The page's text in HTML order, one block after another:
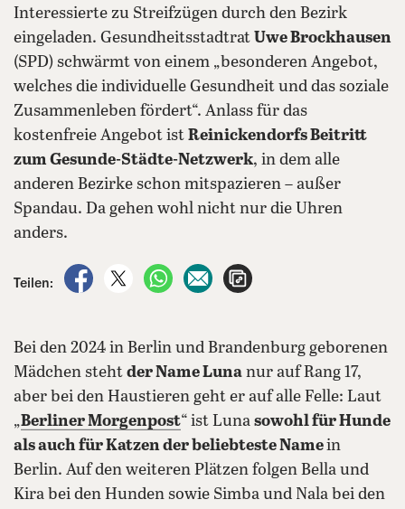
Interessierte zu Streifzügen durch den Bezirk
eingeladen. Gesundheitsstadtrat Uwe Brockhausen
(SPD) schwärmt von einem „besonderen Angebot,
welches die individuelle Gesundheit und das soziale
Zusammenleben fördert“. Anlass für das
kostenfreie Angebot ist Reinickendorfs Beitritt
zum Gesunde-Städte-Netzwerk, in dem alle
anderen Bezirke schon mitspazieren – außer
Spandau. Da gehen wohl nicht nur die Uhren
anders.
Teilen:
auf Facebook teilen
auf X teilenper WhatsApp teilen
per E-Mail teilen
Bei den 2024 in Berlin und Brandenburg geborenen
Mädchen steht der Name Luna nur auf Rang 17,
aber bei den Haustieren geht er auf alle Felle: Laut
„Berliner Morgenpost“ ist Luna sowohl für Hunde
als auch für Katzen der beliebteste Namein
Berlin. Auf den weiteren Plätzen folgen Bella und
Kira bei den Hunden sowie Simba und Nala bei den